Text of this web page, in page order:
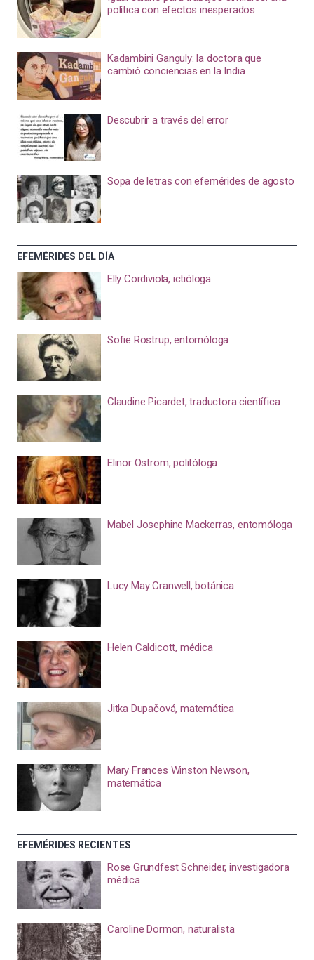
política con efectos inesperados
Kadambini Ganguly: la doctora que
cambió conciencias en la India
Descubrir a través del error
Sopa de letras con efemérides de agosto
EFEMÉRIDES DEL DÍA
Elly Cordiviola, ictióloga
Sofie Rostrup, entomóloga
Claudine Picardet, traductora científica
Elinor Ostrom, politóloga
Mabel Josephine Mackerras, entomóloga
Lucy May Cranwell, botánica
Helen Caldicott, médica
Jitka Dupačová, matemática
Mary Frances Winston Newson,
matemática
EFEMÉRIDES RECIENTES
Rose Grundfest Schneider, investigadora
médica
Caroline Dormon, naturalista